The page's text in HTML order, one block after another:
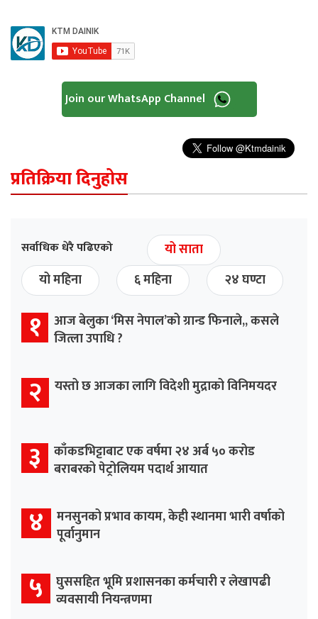
Join our WhatsApp Channel
प्रतिक्रिया दिनुहोस
सर्वाधिक धेरै पढिएको
यो साता
यो महिना
६ महिना २४ घण्टा
१ आज बेलुका ‘मिस नेपाल’को ग्रान्ड फिनाले,, कसले
जित्ला उपाधि ?
२ यस्तो छ आजका लागि विदेशी मुद्राको विनिमयदर
३ काँकडभिट्टाबाट एक वर्षमा २४ अर्ब ५० करोड
बराबरको पेट्रोलियम पदार्थ आयात
४ मनसुनको प्रभाव कायम, केही स्थानमा भारी वर्षाको
पूर्वानुमान
५ घुससहित भूमि प्रशासनका कर्मचारी र लेखापढी
व्यवसायी नियन्त्रणमा